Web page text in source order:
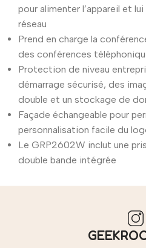
pour alimenter l’appareil et
réseau
Prend en charge la
des conférences
Protection de niveau
démarrage sécurisé, des
double et un stockage de
Façade échangeable pour
personnalisation facile du
Le GRP2602W inclut une
double bande intégrée